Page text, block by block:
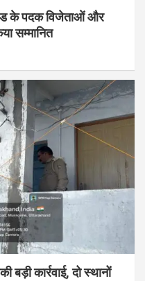
के पदक विजेताओं और
सम्मानित
बड़ी कार्रवाई, दो स्थानों